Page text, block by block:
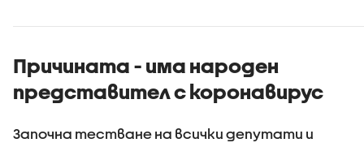
Причината - има народен
представител с коронавирус
Започна тестване на всички депутати и